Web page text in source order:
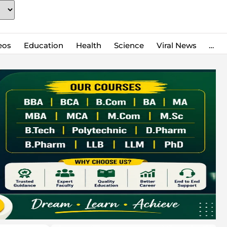
Education Health Science Viral News …